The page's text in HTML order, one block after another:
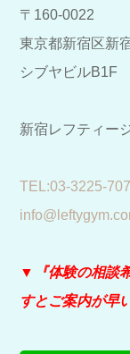
〒160-0022
東京都新宿区新
シブヤビルB1F
新宿レフティー
​TEL:03-3225-
▼『体験の相談
すとご案内が早